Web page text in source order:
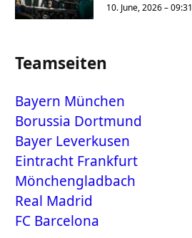
10. June, 2026 – 09:31
Teamseiten
Bayern München
Borussia Dortmund
Bayer Leverkusen
Eintracht Frankfurt
Mönchengladbach
Real Madrid
FC Barcelona